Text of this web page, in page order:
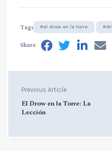
Tags #el drow en la torre
Share
Previous Article
El Drow en la Torre: La
Lección